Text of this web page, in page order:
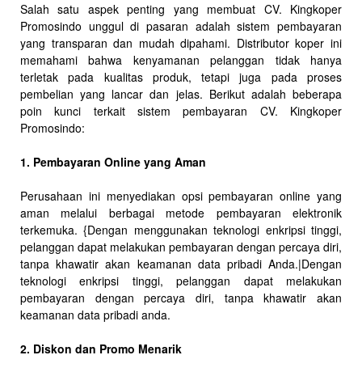
Salah satu aspek penting yang membuat CV. Kingkoper
Promosindo unggul di pasaran adalah sistem pembayaran
yang transparan dan mudah dipahami. Distributor koper ini
memahami bahwa kenyamanan pelanggan tidak hanya
terletak pada kualitas produk, tetapi juga pada proses
pembelian yang lancar dan jelas. Berikut adalah beberapa
poin kunci terkait sistem pembayaran CV. Kingkoper
Promosindo:
1. Pembayaran Online yang Aman
Perusahaan ini menyediakan opsi pembayaran online yang
aman melalui berbagai metode pembayaran elektronik
terkemuka. {Dengan menggunakan teknologi enkripsi tinggi,
pelanggan dapat melakukan pembayaran dengan percaya diri,
tanpa khawatir akan keamanan data pribadi Anda.|Dengan
teknologi enkripsi tinggi, pelanggan dapat melakukan
pembayaran dengan percaya diri, tanpa khawatir akan
keamanan data pribadi anda.
2. Diskon dan Promo Menarik